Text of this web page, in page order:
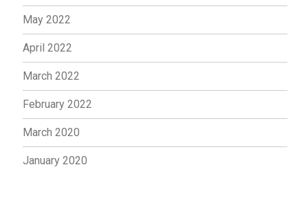
May 2022
April 2022
March 2022
February 2022
March 2020
January 2020